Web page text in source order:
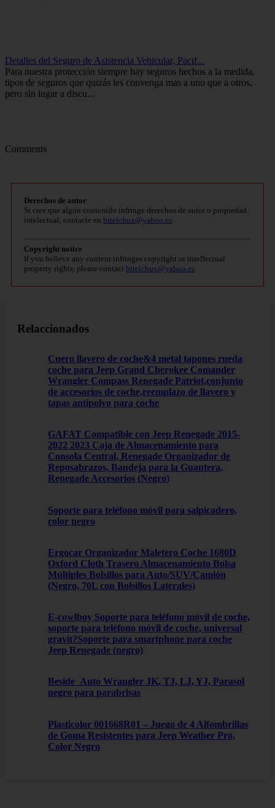
Detalles del Seguro de Asistencia Vehicular, Pacif...
Para nuestra protección siempre hay seguros hechos a la medida,
tipos de seguros que quizás les convenga mas a uno que a otros,
pero sin lugar a discu...
Comments
Derechos de autor
Si cree que algún contenido infringe derechos de autor o propiedad
intelectual, contacte en bitelchux@yahoo.es
Copyright notice
If you believe any content infringes copyright or intellectual
property rights, please contact bitelchux@yahoo.es
Relaccionados
Cuero llavero de coche&4 metal tapones rueda
coche para Jeep Grand Cherokee Comander
Wrangler Compass Renegade Patriot,conjunto
de accesorios de coche,reemplazo de llavero y
tapas antipolvo para coche
GAFAT Compatible con Jeep Renegade 2015-
2022 2023 Caja de Almacenamiento para
Consola Central, Renegade Organizador de
Reposabrazos, Bandeja para la Guantera,
Renegade Accesorios (Negro)
Soporte para teléfono móvil para salpicadero,
color negro
Ergocar Organizador Maletero Coche 1680D
Oxford Cloth Trasero Almacenamiento Bolsa
Múltiples Bolsillos para Auto/SUV/Camión
(Negro, 70L con Bolsillos Laterales)
E-cowlboy Soporte para teléfono móvil de coche,
soporte para teléfono móvil de coche, universal
gravit?Soporte para smartphone para coche
Jeep Renegade (negro)
Beside_Auto Wrangler JK, TJ, LJ, YJ, Parasol
negro para parabrisas
Plasticolor 001668R01 – Juego de 4 Alfombrillas
de Goma Resistentes para Jeep Weather Pro,
Color Negro